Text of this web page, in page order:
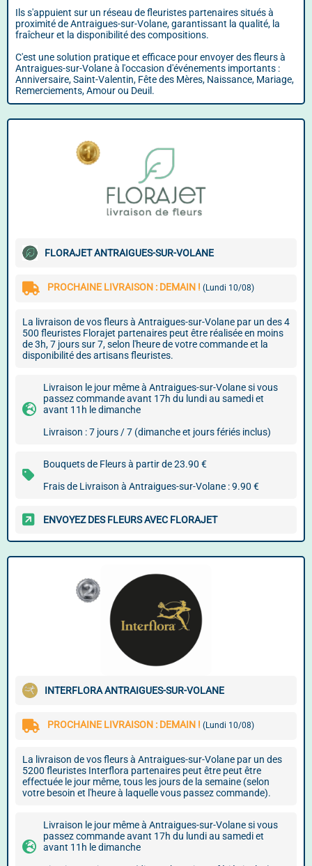
Ils s'appuient sur un réseau de fleuristes partenaires situés à
proximité de Antraigues-sur-Volane, garantissant la qualité, la
fraîcheur et la disponibilité des compositions.
C'est une solution pratique et efficace pour envoyer des fleurs à
Antraigues-sur-Volane à l'occasion d'événements importants :
Anniversaire, Saint-Valentin, Fête des Mères, Naissance, Mariage,
Remerciements, Amour ou Deuil.
FLORAJET ANTRAIGUES-SUR-VOLANE
PROCHAINE LIVRAISON : DEMAIN ! (Lundi 10/08)
La livraison de vos fleurs à Antraigues-sur-Volane par un des 4
500 fleuristes Florajet partenaires peut être réalisée en moins
de 3h, 7 jours sur 7, selon l'heure de votre commande et la
disponibilité des artisans fleuristes.
Livraison le jour même à Antraigues-sur-Volane si vous
passez commande avant 17h du lundi au samedi et
avant 11h le dimanche
Livraison : 7 jours / 7 (dimanche et jours fériés inclus)
Bouquets de Fleurs à partir de 23.90 €
Frais de Livraison à Antraigues-sur-Volane : 9.90 €
ENVOYEZ DES FLEURS AVEC FLORAJET
INTERFLORA ANTRAIGUES-SUR-VOLANE
PROCHAINE LIVRAISON : DEMAIN ! (Lundi 10/08)
La livraison de vos fleurs à Antraigues-sur-Volane par un des
5200 fleuristes Interflora partenaires peut être peut être
effectuée le jour même, tous les jours de la semaine (selon
votre besoin et l'heure à laquelle vous passez commande).
Livraison le jour même à Antraigues-sur-Volane si vous
passez commande avant 17h du lundi au samedi et
avant 11h le dimanche